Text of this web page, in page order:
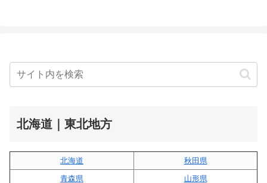
北海道｜東北地方
北海道
秋田県
青森県
山形県